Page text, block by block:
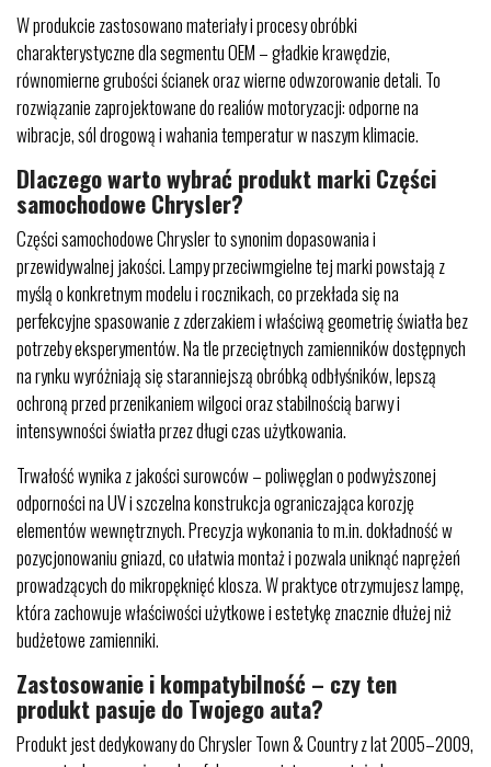
W produkcie zastosowano materiały i procesy obróbki
charakterystyczne dla segmentu OEM – gładkie krawędzie,
równomierne grubości ścianek oraz wierne odwzorowanie detali. To
rozwiązanie zaprojektowane do realiów motoryzacji: odporne na
wibracje, sól drogową i wahania temperatur w naszym klimacie.
Dlaczego warto wybrać produkt marki Części
samochodowe Chrysler?
Części samochodowe Chrysler to synonim dopasowania i
przewidywalnej jakości. Lampy przeciwmgielne tej marki powstają z
myślą o konkretnym modelu i rocznikach, co przekłada się na
perfekcyjne spasowanie z zderzakiem i właściwą geometrię światła bez
potrzeby eksperymentów. Na tle przeciętnych zamienników dostępnych
na rynku wyróżniają się staranniejszą obróbką odbłyśników, lepszą
ochroną przed przenikaniem wilgoci oraz stabilnością barwy i
intensywności światła przez długi czas użytkowania.
Trwałość wynika z jakości surowców – poliwęglan o podwyższonej
odporności na UV i szczelna konstrukcja ograniczająca korozję
elementów wewnętrznych. Precyzja wykonania to m.in. dokładność w
pozycjonowaniu gniazd, co ułatwia montaż i pozwala uniknąć naprężeń
prowadzących do mikropęknięć klosza. W praktyce otrzymujesz lampę,
która zachowuje właściwości użytkowe i estetykę znacznie dłużej niż
budżetowe zamienniki.
Zastosowanie i kompatybilność – czy ten
produkt pasuje do Twojego auta?
Produkt jest dedykowany do Chrysler Town & Country z lat 2005–2009,